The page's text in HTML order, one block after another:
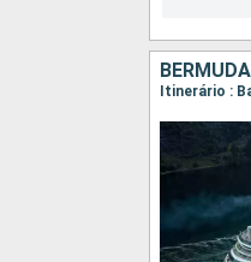
Itinerário :